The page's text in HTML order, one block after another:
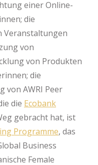
einer Online-
die
Veranstaltungen
von
von Produkten
die
von AWRI Peer
die Ecobank
gebracht hat, ist
Programme, das
Business
Female